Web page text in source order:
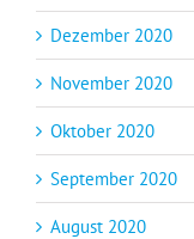
Dezember 2020
November 2020
Oktober 2020
September 2020
August 2020